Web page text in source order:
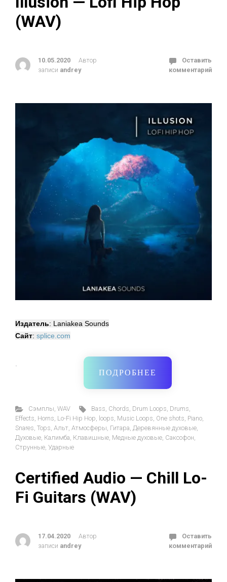
(WAV)
10.05.2020
Автор
записи andrey
Оставить
комментарий
Издатель: Laniakea Sounds
Сайт: splice.com
·
ПОДРОБНЕЕ
Cэмплы, WAV Bass, Chords, Drum Loops, Drums,
Effects, Horns, Lo-Fi Hip Hop, loops, Music Loops, One shots, Piano,
Snares, Tops, Альт, Атмосферы, Гитара, Деревянные духовые,
Духовые, Калимба, Клавишные, Медные духовые, Саксофон,
Струнные, Ударные
Certified Audio — Chill Lo-
Fi Guitars (WAV)
17.04.2020
Автор
записи andrey
Оставить
комментарий